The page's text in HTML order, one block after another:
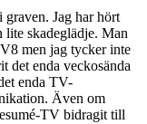
Jag har hört
lite skadeglädje. Man
men jag tycker inte
det enda veckosända
enda TV-
Även om
TV bidragit till